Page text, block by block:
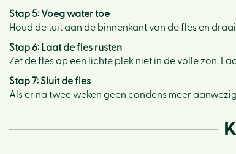
Stap 5: Voeg water toe
Houd de tuit aan de binnenkant van de fles en
Stap 6: Laat de fles rusten
Zet de fles op een lichte plek niet in de volle zon.
Stap 7: Sluit de fles
Als er na twee weken geen condens meer